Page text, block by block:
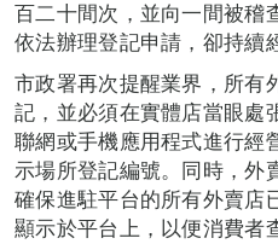
百二十間次，並向一間被稽
依法辦理登記申請，卻持續
市政署再次提醒業界，所有
記，並必須在實體店當眼處
聯網或手機應用程式進行經
示場所登記編號。同時，外
確保進駐平台的所有外賣店
顯示於平台上，以便消費者